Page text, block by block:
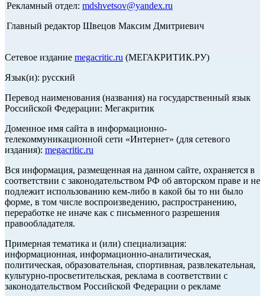
Рекламный отдел: mdshvetsov@yandex.ru
Главный редактор Швецов Максим Дмитриевич
Сетевое издание megacritic.ru (МЕГАКРИТИК.РУ)
Язык(и): русский
Перевод наименования (названия) на государственный язык
Российской Федерации: Мегакритик
Доменное имя сайта в информационно-
телекоммуникационной сети «Интернет» (для сетевого
издания): megacritic.ru
Вся информация, размещенная на данном сайте, охраняется в
соответствии с законодательством РФ об авторском праве и не
подлежит использованию кем-либо в какой бы то ни было
форме, в том числе воспроизведению, распространению,
переработке не иначе как с письменного разрешения
правообладателя.
Примерная тематика и (или) специализация:
информационная, информационно-аналитическая,
политическая, образовательная, спортивная, развлекательная,
культурно-просветительская, реклама в соответствии с
законодательством Российской Федерации о рекламе